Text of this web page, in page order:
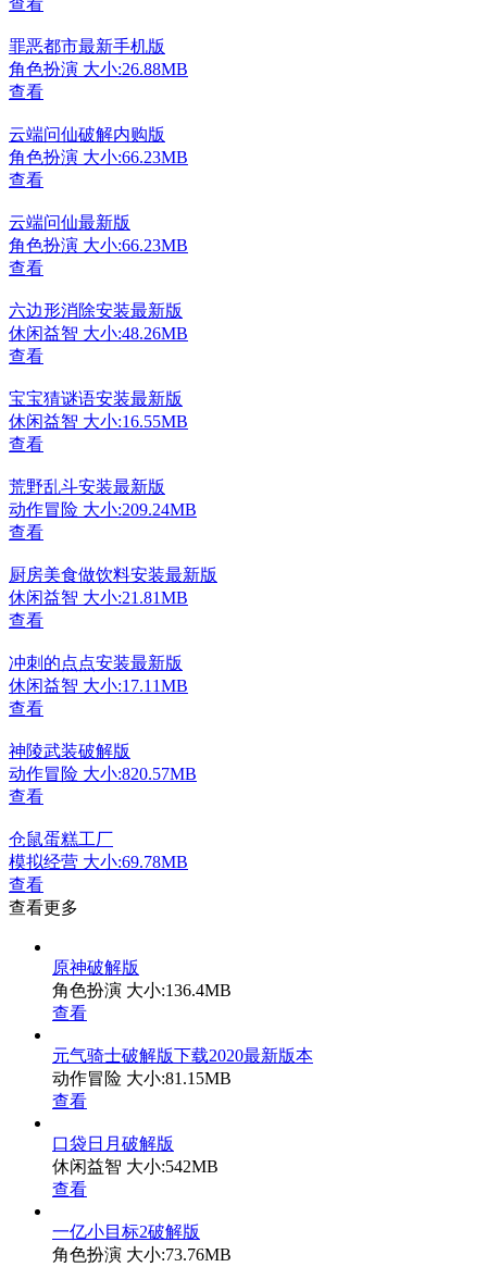
查看
罪恶都市最新手机版
角色扮演 大小:26.88MB
查看
云端问仙破解内购版
角色扮演 大小:66.23MB
查看
云端问仙最新版
角色扮演 大小:66.23MB
查看
六边形消除安装最新版
休闲益智 大小:48.26MB
查看
宝宝猜谜语安装最新版
休闲益智 大小:16.55MB
查看
荒野乱斗安装最新版
动作冒险 大小:209.24MB
查看
厨房美食做饮料安装最新版
休闲益智 大小:21.81MB
查看
冲刺的点点安装最新版
休闲益智 大小:17.11MB
查看
神陵武装破解版
动作冒险 大小:820.57MB
查看
仓鼠蛋糕工厂
模拟经营 大小:69.78MB
查看
查看更多
原神破解版
角色扮演 大小:136.4MB
查看
元气骑士破解版下载2020最新版本
动作冒险 大小:81.15MB
查看
口袋日月破解版
休闲益智 大小:542MB
查看
一亿小目标2破解版
角色扮演 大小:73.76MB